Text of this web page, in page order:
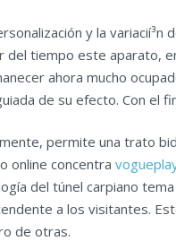
y la
del tiempo este aparato,
ahora mucho
de su efecto. Con el
permite una trato
online concentra
del túnel carpiano
a los visitantes.
de otras.